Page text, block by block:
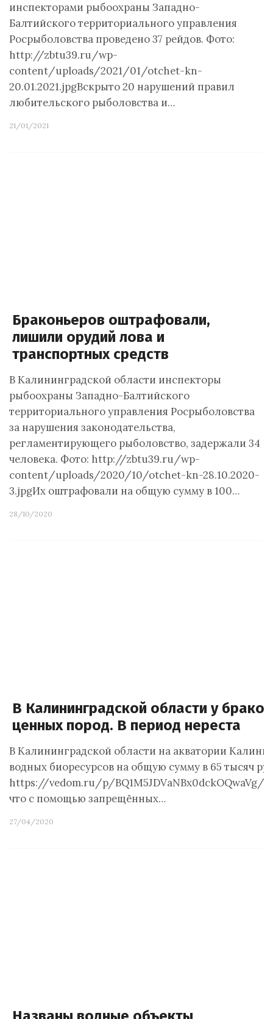
инспекторами рыбоохраны Западно-
Балтийского территориального управления
Росрыболовства проведено 37 рейдов. Фото:
http://zbtu39.ru/wp-
content/uploads/2021/01/otchet-kn-
20.01.2021.jpgВскрыто 20 нарушений правил
любительского рыболовства и…
21/01/2021
Браконьеров оштрафовали,
лишили орудий лова и
транспортных средств
В Калининградской области инспекторы
рыбоохраны Западно-Балтийского
территориального управления Росрыболовства
за нарушения законодательства,
регламентирующего рыболовство, задержали 34
человека. Фото: http://zbtu39.ru/wp-
content/uploads/2020/10/otchet-kn-28.10.2020-
3.jpgИх оштрафовали на общую сумму в 100…
28/10/2020
В Калининградской области у
ценных пород. В период нереста
В Калининградской области на акватории
водных биоресурсов на общую сумму в 65 тысяч
https://vedom.ru/p/BQ1M5JDVaNBx0dckOQwaVg/
что с помощью запрещённых…
27/04/2020